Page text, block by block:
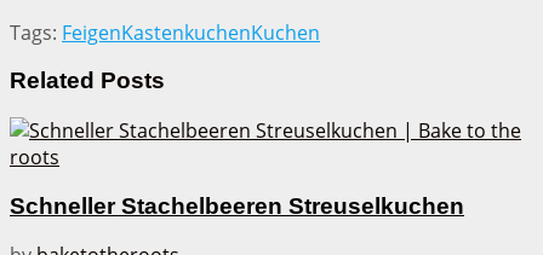
Tags: FeigenKastenkuchenKuchen
Related Posts
Schneller Stachelbeeren Streuselkuchen